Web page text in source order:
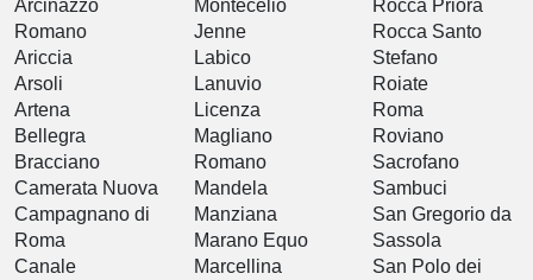
Arcinazzo
Romano
Ariccia
Arsoli
Artena
Bellegra
Bracciano
Camerata Nuova
Campagnano di
Roma
Canale
Montecelio
Jenne
Labico
Lanuvio
Licenza
Magliano
Romano
Mandela
Manziana
Marano Equo
Marcellina
Rocca Priora
Rocca Santo
Stefano
Roiate
Roma
Roviano
Sacrofano
Sambuci
San Gregorio da
Sassola
San Polo dei